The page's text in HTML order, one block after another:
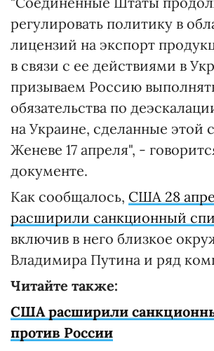
регулировать политику в
лицензий на экспорт
в связи с ее действиями в
призываем Россию
обязательства по
на Украине, сделанные этой
Женеве 17 апреля", -
документе.
Как сообщалось, США 28
расширили санкционный
включив в него близкое
Владимира Путина и ряд
Читайте также:
США расширили
против России